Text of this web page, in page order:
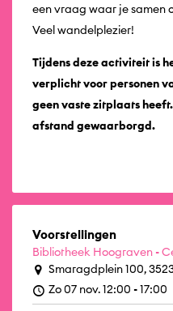
een vraag waar je samen
Veel wandelplezier!
Tijdens deze activiteit is
verplicht voor personen
geen vaste zitplaats
afstand gewaarborgd.
Voorstellingen
Bibliotheek Hoograven -
Smaragdplein 100,
Zo 07 nov. 12:00 - 17:00